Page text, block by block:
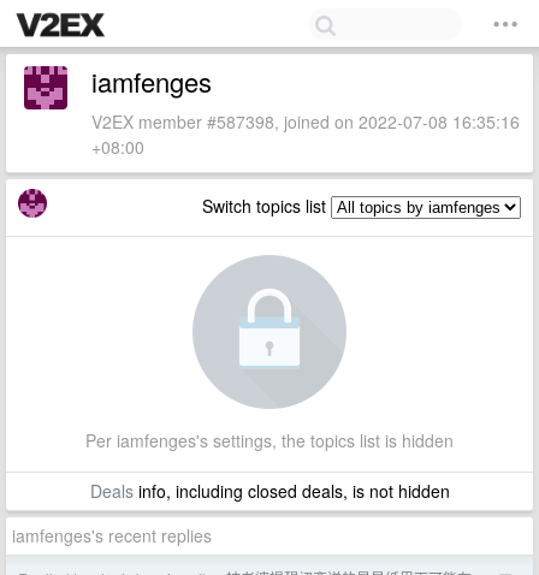
iamfenges
V2EX member #587398, joined on 2022-07-08 16:35:16
+08:00
Switch topics list
Per iamfenges's settings, the topics list is hidden
Dealsinfo, including closed deals, is not hidden
iamfenges's recent replies